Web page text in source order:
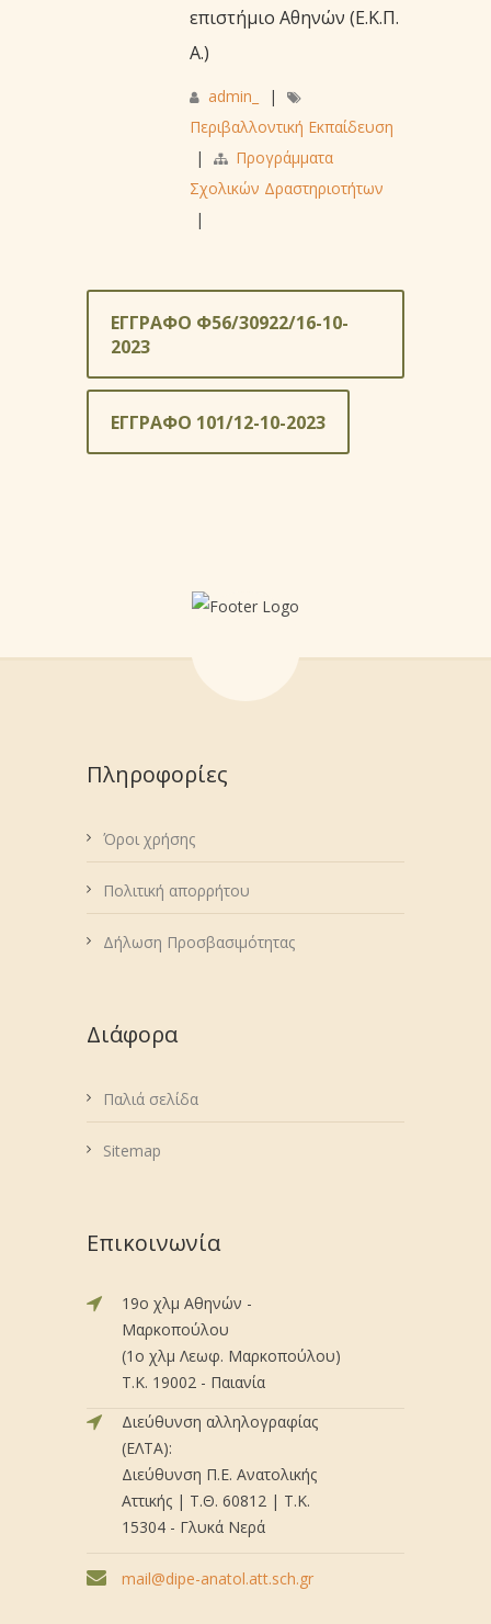
επιστήμιο Αθηνών (Ε.Κ.Π.
Α.)
admin_
|
Περιβαλλοντική Εκπαίδευση
|
Προγράμματα
Σχολικών Δραστηριοτήτων
|
ΕΓΓΡΑΦΟ Φ56/30922/16-10-
2023
ΕΓΓΡΑΦΟ 101/12-10-2023
Πληροφορίες
Όροι χρήσης
Πολιτική απορρήτου
Δήλωση Προσβασιμότητας
Διάφορα
Παλιά σελίδα
Sitemap
Επικοινωνία
19ο χλμ Αθηνών -
Μαρκοπούλου
(1ο χλμ Λεωφ. Μαρκοπούλου)
Τ.Κ. 19002 - Παιανία
Διεύθυνση αλληλογραφίας
(ΕΛΤΑ):
Διεύθυνση Π.Ε. Ανατολικής
Αττικής | Τ.Θ. 60812 | Τ.Κ.
15304 - Γλυκά Νερά
mail@dipe-anatol.att.sch.gr